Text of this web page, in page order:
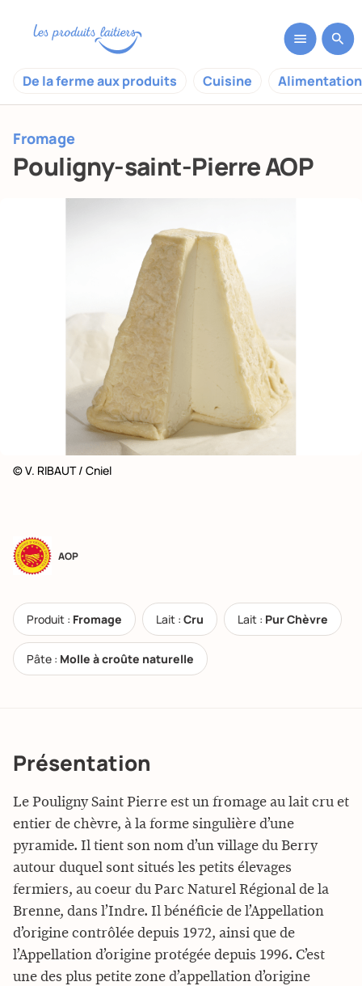
De la ferme aux produits Cuisine
Fromage
Pouligny-saint-Pierre AOP
© V. RIBAUT / Cniel
AOP
Produit : Fromage Lait : Cru Lait : Pur Chèvre
Pâte : Molle à croûte naturelle
Présentation
Le Pouligny Saint Pierre est un fromage au lait cru et
entier de chèvre, à la forme singulière d’une
pyramide. Il tient son nom d’un village du Berry
autour duquel sont situés les petits élevages
fermiers, au coeur du Parc Naturel Régional de la
Brenne, dans l’Indre. Il bénéficie de l’Appellation
d’origine contrôlée depuis 1972, ainsi que de
l’Appellation d’origine protégée depuis 1996. C’est
une des plus petite zone d’appellation d’origine